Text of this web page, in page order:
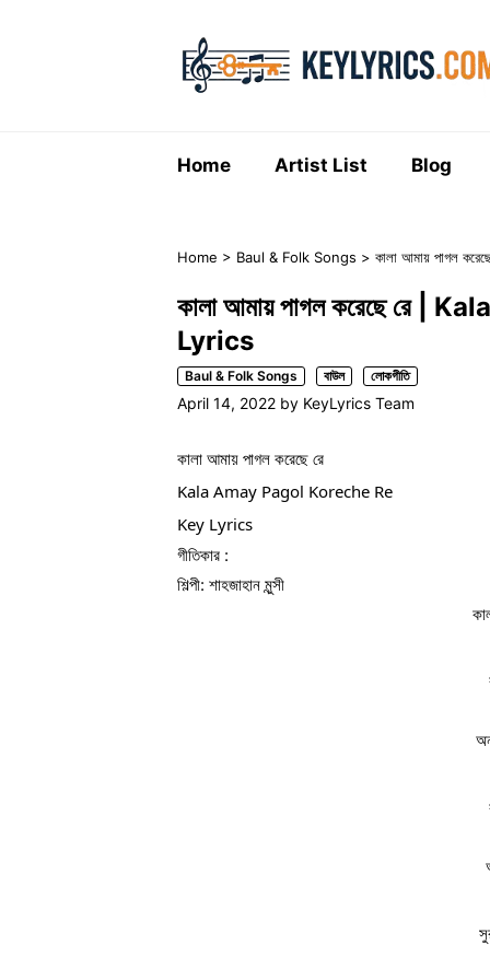
Home Artist List Blog
Home > Baul & Folk Songs > কালা আমায় পাগল
কালা আমায় পাগল করেছে রে
Lyrics
Baul & Folk Songs বাউল লোকগীতি
April 14, 2022 by KeyLyrics Team
কালা আমায় পাগল করেছে রে
Kala Amay Pagol Koreche Re
Key Lyrics
গীতিকার :
শিল্পী: শাহজাহান মুন্সী